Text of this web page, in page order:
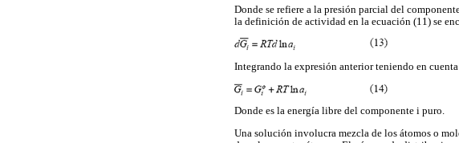
Donde se refiere a la presión parcial del
la definición de actividad en la ecuación (11) se
Integrando la expresión anterior teniendo en
Donde es la energía libre del componente i puro.
Una solución involucra mezcla de los átomos o